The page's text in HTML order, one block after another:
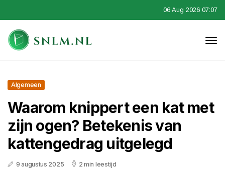
06 Aug 2026 07:07
Algemeen
Waarom knippert een kat met
zijn ogen? Betekenis van
kattengedrag uitgelegd
9 augustus 2025 2 min leestijd